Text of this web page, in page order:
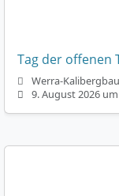
Tag der offenen
Werra-
9. August 2026